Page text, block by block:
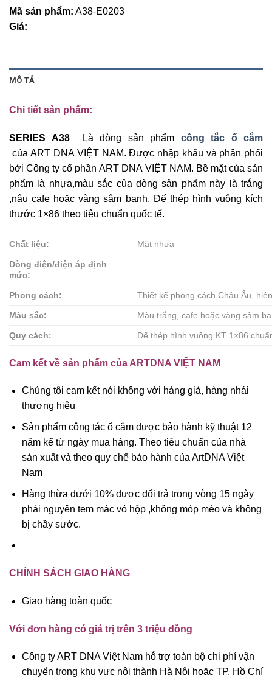
Mã sản phẩm: A38-E0203
Giá:
MÔ TẢ
Chi tiết sản phẩm:
SERIES A38Là dòng sản phẩm công tắc ổ cắm
của ART DNA VIỆT NAM. Được nhập khẩu và phân phối
bởi Công ty cổ phần ART DNA VIỆT NAM. Bề mặt của sản
phẩm là nhựa,màu sắc của dòng sản phẩm này là trắng
,nâu cafe hoặc vàng sâm banh. Đế thép hình vuông kích
thước 1×86 theo tiêu chuẩn quốc tế.
Chất liệu: Mặt nhựa
Dòng điện/điện áp định
mức:
Phong cách: Thiết kế phong cách Châu Âu,
Màu sắc: Màu trắng, cafe hoặc vàng sâm
Quy cách: Đế thép hình vuông KT 1×86
Cam kết về sản phẩm của ARTDNA VIỆT NAM
Chúng tôi cam kết nói không với hàng giả, hàng nhái
thương hiệu
Sản phẩm công tác ổ cắm được bảo hành kỹ thuật 12
năm kể từ ngày mua hàng. Theo tiêu chuẩn của nhà
sản xuất và theo quy chế bảo hành của ArtDNA Việt
Nam
Hàng thừa dưới 10% được đổi trả trong vòng 15 ngày
phải nguyên tem mác vỏ hộp ,không móp méo và không
bị chầy sước.
CHÍNH SÁCH GIAO HÀNG
Giao hàng toàn quốc
Với đơn hàng có giá trị trên 3 triệu đồng
Công ty ART DNA Việt Nam hỗ trợ toàn bộ chi phí vận
chuyển trong khu vực nội thành Hà Nội hoặc TP. Hồ Chí